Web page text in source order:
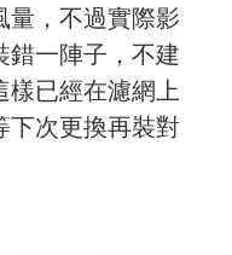
量，不過實際影
錯一陣子，不建
已經在濾網上
下次更換再裝對